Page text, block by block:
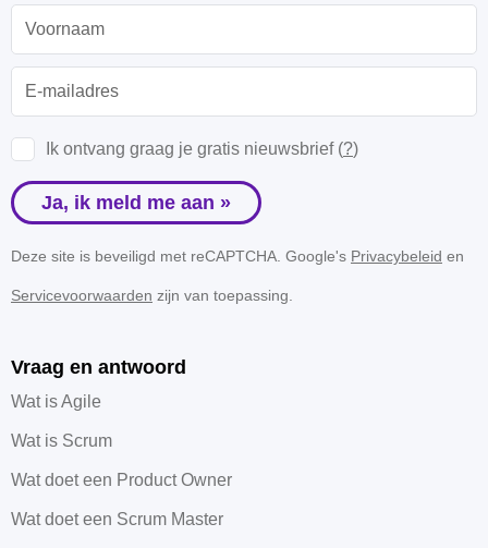
Ik ontvang graag je gratis nieuwsbrief (?)
Ja, ik meld me aan »
Deze site is beveiligd met reCAPTCHA. Google's Privacybeleid en
Servicevoorwaarden zijn van toepassing.
Vraag en antwoord
Wat is Agile
Wat is Scrum
Wat doet een Product Owner
Wat doet een Scrum Master